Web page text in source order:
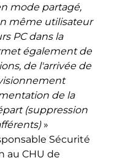
mode partagé,
même utilisateur
PC dans la
également de
de l'arrivée de
de la
(suppression
»
Sécurité
au CHU de